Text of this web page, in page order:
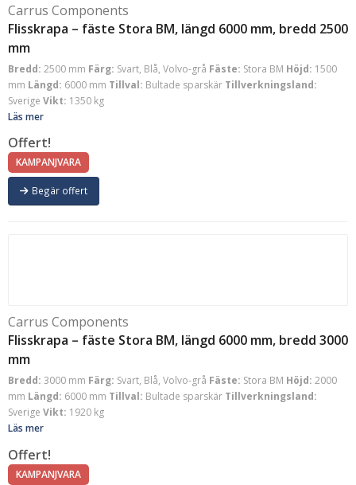
Carrus Components
Flisskrapa – fäste Stora BM, längd 6000 mm, bredd 2500
mm
Bredd: 2500 mm Färg: Svart, Blå, Volvo-grå Fäste: Stora BM Höjd: 1500
mm Längd: 6000 mm Tillval: Bultade sparskär Tillverkningsland:
Sverige Vikt: 1350 kg
Läs mer
Offert!
KAMPANJVARA
Begär offert
Carrus Components
Flisskrapa – fäste Stora BM, längd 6000 mm, bredd 3000
mm
Bredd: 3000 mm Färg: Svart, Blå, Volvo-grå Fäste: Stora BM Höjd: 2000
mm Längd: 6000 mm Tillval: Bultade sparskär Tillverkningsland:
Sverige Vikt: 1920 kg
Läs mer
Offert!
KAMPANJVARA